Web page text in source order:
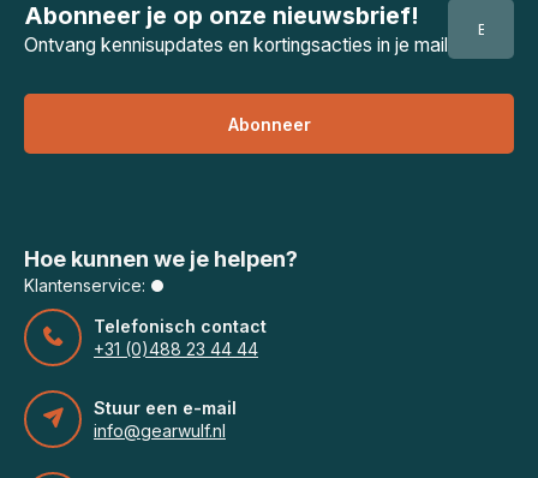
Abonneer je op onze nieuwsbrief!
Ontvang kennisupdates en kortingsacties in je mail
Abonneer
Hoe kunnen we je helpen?
Klantenservice:
Telefonisch contact
+31 (0)488 23 44 44
Stuur een e-mail
info@gearwulf.nl